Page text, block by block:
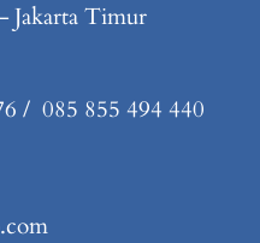
Jakarta Timur
/ 085 855 494 440